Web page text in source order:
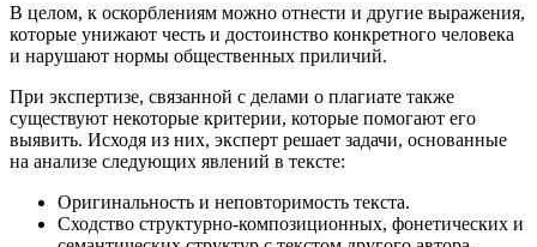
В целом, к оскорблениям можно отнести и другие выражения,
которые унижают честь и достоинство конкретного человека
и нарушают нормы общественных приличий.
При экспертизе, связанной с делами о плагиате также
существуют некоторые критерии, которые помогают его
выявить. Исходя из них, эксперт решает задачи, основанные
на анализе следующих явлений в тексте:
Оригинальность и неповторимость текста.
Сходство структурно-композиционных, фонетических и